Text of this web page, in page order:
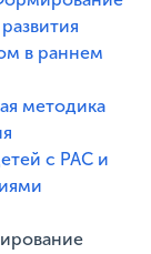
в раннем
методика
с РАС и